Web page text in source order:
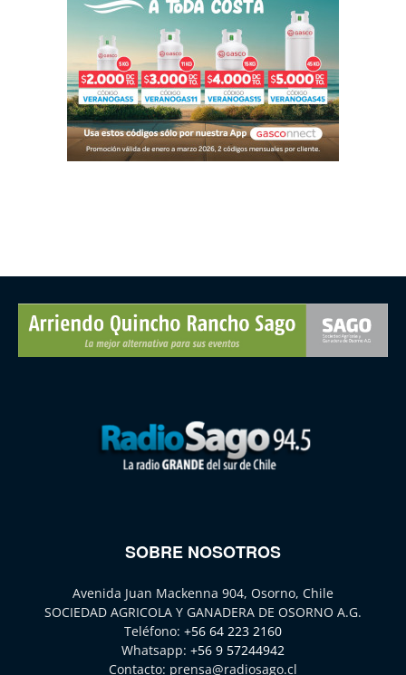
SOBRE NOSOTROS
Avenida Juan Mackenna 904, Osorno, Chile
SOCIEDAD AGRICOLA Y GANADERA DE OSORNO A.G.
Teléfono: +56 64 223 2160
Whatsapp: +56 9 57244942
Contacto: prensa@radiosago.cl